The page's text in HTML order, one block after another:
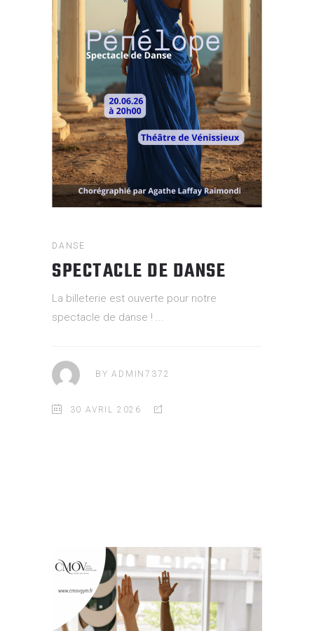
DANSE
SPECTACLE DE DANSE
La billeterie est ouverte pour notre
spectacle de danse !
BYADMIN7372
30 AVRIL 2026